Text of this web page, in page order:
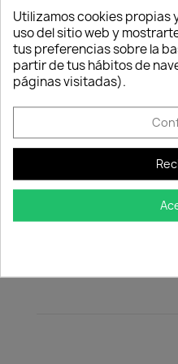
Parrillas de cocción de
quemadores
Cantidad
Parrillas de cocción
Utilizamos cookies propias
uso del sitio web y
tus preferencias sobre la
partir de tus hábitos de
páginas visitadas).